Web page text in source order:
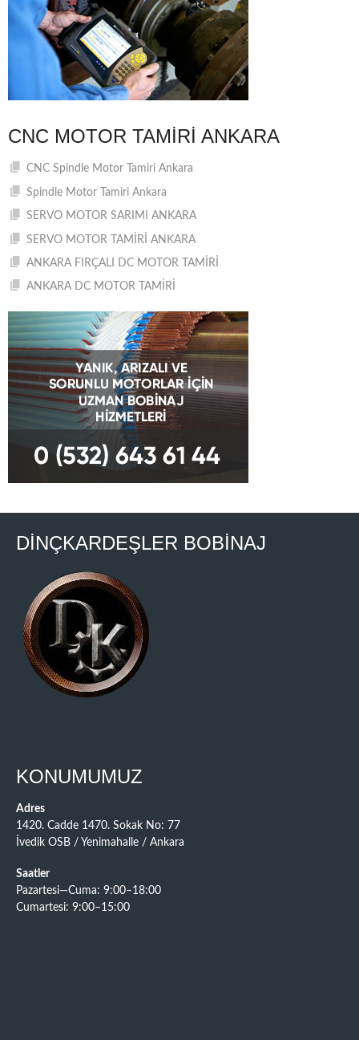
CNC MOTOR TAMIRI ANKARA
CNC Spindle Motor Tamiri Ankara
Spindle Motor Tamiri Ankara
SERVO MOTOR SARIMI ANKARA
SERVO MOTOR TAMİRİ ANKARA
ANKARA FIRÇALI DC MOTOR TAMİRİ
ANKARA DC MOTOR TAMİRİ
DİNÇKARDEŞLER BOBİNAJ
KONUMUMUZ
Adres
1420. Cadde 1470. Sokak No: 77
İvedik OSB / Yenimahalle / Ankara
Saatler
Pazartesi—Cuma: 9:00–18:00
Cumartesi: 9:00–15:00